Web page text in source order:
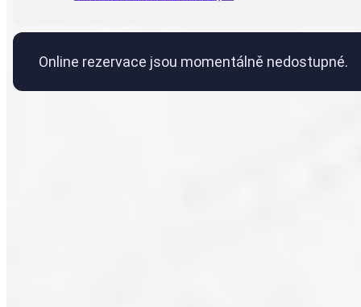
Online rezervace jsou momentálně nedostupné.